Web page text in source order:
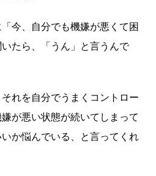
今、自分でも機嫌が悪くて困
たら、「うん」と言うんで
れを自分でうまくコントロー
が悪い状態が続いてしまって
か悩んでいる、と言ってくれ